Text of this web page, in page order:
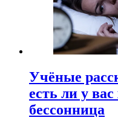
Учёные
есть ли у
бессонница